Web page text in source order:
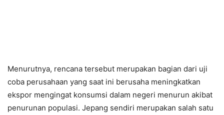
Menurutnya, rencana tersebut merupakan bagian dari uji
coba perusahaan yang saat ini berusaha meningkatkan
ekspor mengingat konsumsi dalam negeri menurun akibat
penurunan populasi. Jepang sendiri merupakan salah satu